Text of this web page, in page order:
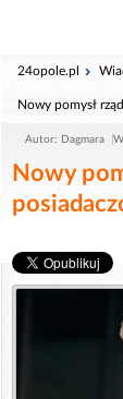
24opole.pl
Nowy pomysł
Autor: Dagmara
Nowy